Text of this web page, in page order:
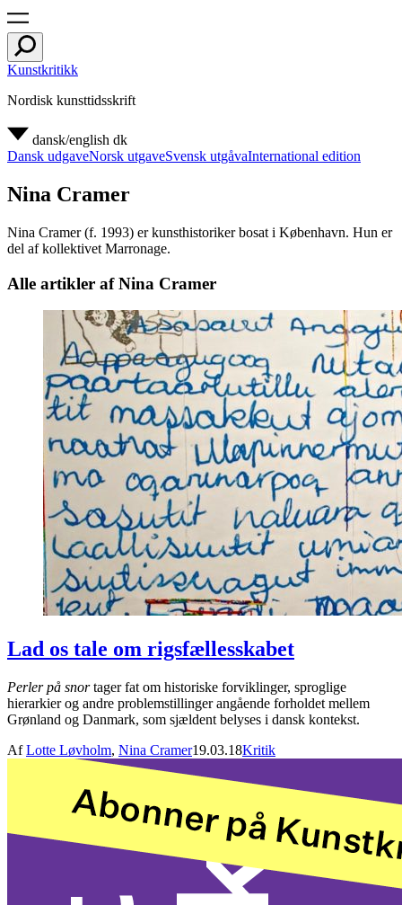
Kunstkritikk
Nordisk kunsttidsskrift
dansk/english dk
Dansk udgaveNorsk utgaveSvensk utgåvaInternational edition
Nina Cramer
Nina Cramer (f. 1993) er kunsthistoriker bosat i København. Hun er
del af kollektivet Marronage.
Alle artikler af Nina Cramer
Lad os tale om rigsfællesskabet
Perler på snortager fat om historiske forviklinger, sproglige
hierarkier og andre problemstillinger angående forholdet mellem
Grønland og Danmark, som sjældent belyses i dansk kontekst.
AfLotte Løvholm, Nina Cramer19.03.18Kritik